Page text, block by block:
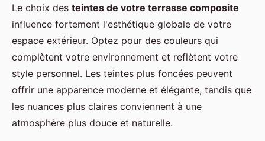
Le choix des teintes de votre terrasse composite
influence fortement l'esthétique globale de votre
espace extérieur. Optez pour des couleurs qui
complètent votre environnement et reflètent votre
style personnel. Les teintes plus foncées peuvent
offrir une apparence moderne et élégante, tandis que
les nuances plus claires conviennent à une
atmosphère plus douce et naturelle.